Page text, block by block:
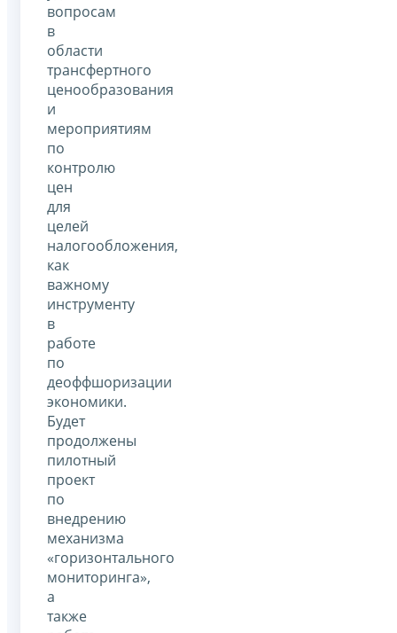
вопросам
в
области
трансфертного
ценообразования
и
мероприятиям
по
контролю
цен
для
целей
налогообложения,
как
важному
инструменту
в
работе
по
деоффшоризации
экономики.
Будет
продолжены
пилотный
проект
по
внедрению
механизма
«горизонтального
мониторинга»,
а
также